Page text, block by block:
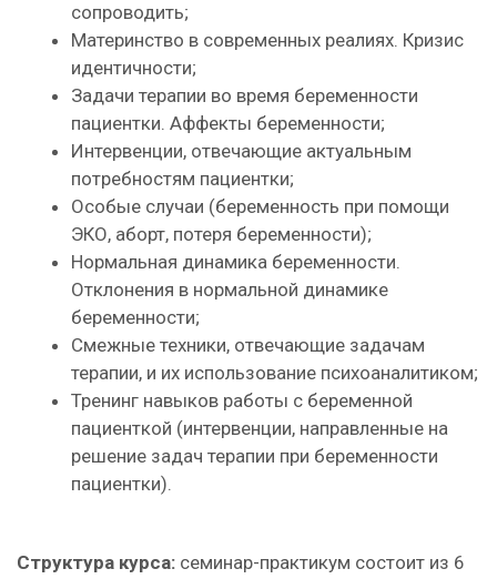
сопроводить;
Материнство в современных реалиях. Кризис
идентичности;
Задачи терапии во время беременности
пациентки. Аффекты беременности;
Интервенции, отвечающие актуальным
потребностям пациентки;
Особые случаи (беременность при помощи
ЭКО, аборт, потеря беременности);
Нормальная динамика беременности.
Отклонения в нормальной динамике
беременности;
Смежные техники, отвечающие задачам
терапии, и их использование психоаналитиком;
Тренинг навыков работы с беременной
пациенткой (интервенции, направленные на
решение задач терапии при беременности
пациентки).
Структура курса: семинар-практикум состоит из 6